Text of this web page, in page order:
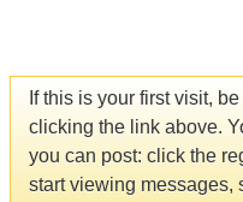
If this is your first visit,
clicking the link above.
you can post: click the
start viewing messages,